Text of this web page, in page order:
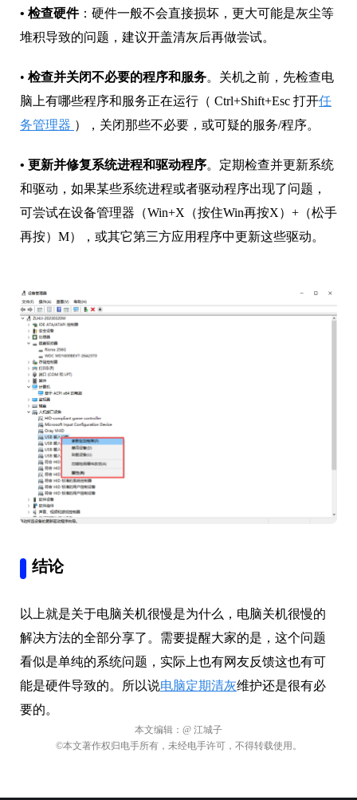
• 检查硬件：硬件一般不会直接损坏，更大可能是灰尘等
堆积导致的问题，建议开盖清灰后再做尝试。
• 检查并关闭不必要的程序和服务。关机之前，先检查电
脑上有哪些程序和服务正在运行（ Ctrl+Shift+Esc 打开任
务管理器 ），关闭那些不必要，或可疑的服务/程序。
• 更新并修复系统进程和驱动程序。定期检查并更新系统
和驱动，如果某些系统进程或者驱动程序出现了问题，
可尝试在设备管理器（Win+X（按住Win再按X）+（松手
再按）M），或其它第三方应用程序中更新这些驱动。
结论
以上就是关于电脑关机很慢是为什么，电脑关机很慢的
解决方法的全部分享了。需要提醒大家的是，这个问题
看似是单纯的系统问题，实际上也有网友反馈这也有可
能是硬件导致的。所以说电脑定期清灰维护还是很有必
要的。
本文编辑： @ 江城子
©本文著作权归电手所有，未经电手许可，不得转载使用。